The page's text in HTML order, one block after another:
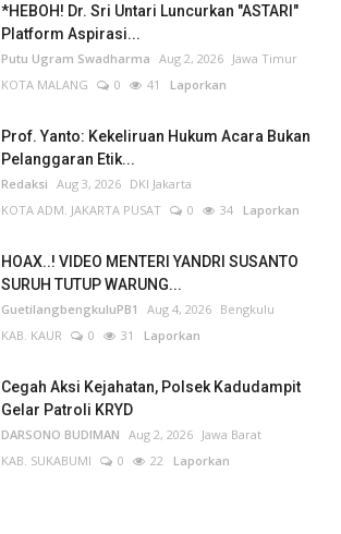
*HEBOH! Dr. Sri Untari Luncurkan "ASTARI"
Platform Aspirasi...
Putu Ugram Swadharma Aug 2, 2026 Jawa Timur
KOTA MALANG
0 41 Laporkan
Prof. Yanto: Kekeliruan Hukum Acara Bukan
Pelanggaran Etik...
Redaksi Aug 3, 2026 DKI Jakarta
KOTA ADM. JAKARTA PUSAT
0 34 Laporkan
HOAX..! VIDEO MENTERI YANDRI SUSANTO
SURUH TUTUP WARUNG...
GuetilangbengkuluPB1 Aug 4, 2026 Bengkulu
KAB. KAUR
0 31 Laporkan
Cegah Aksi Kejahatan, Polsek Kadudampit
Gelar Patroli KRYD
DARSONO BUDIMAN Aug 2, 2026 Jawa Barat
KAB. SUKABUMI
0 22 Laporkan